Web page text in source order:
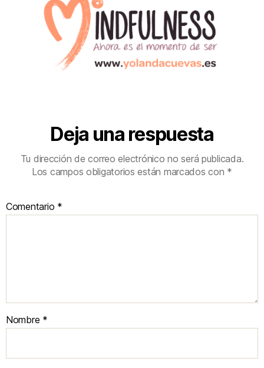
Deja una respuesta
Tu dirección de correo electrónico no será publicada.
Los campos obligatorios están marcados con *
Comentario *
Nombre *